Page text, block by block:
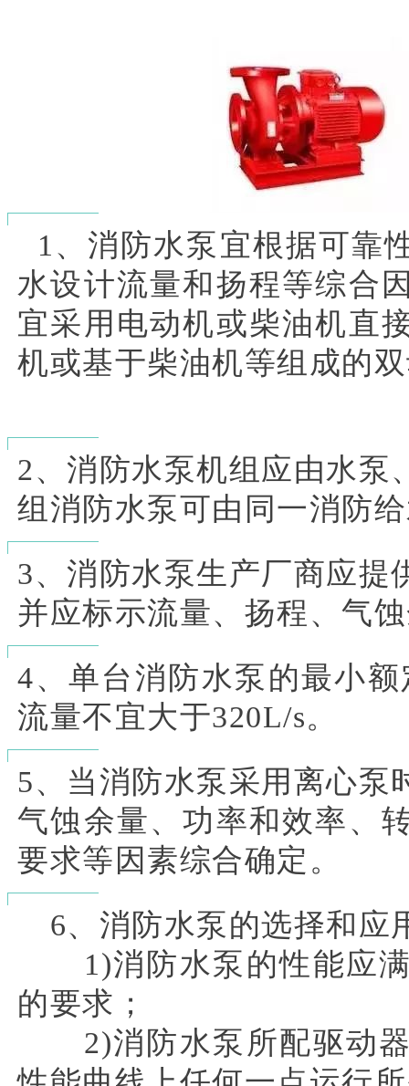
1、消防水泵宜根据可靠
水设计流量和扬程等综合
宜采用电动机或柴油机直
机或基于柴油机等组成的
2、消防水泵机组应由水泵
组消防水泵可由同一消防
3、消防水泵生产厂商应提
并应标示流量、扬程、气
4、单台消防水泵的最小
流量不宜大于320L/s。
5、当消防水泵采用离心泵
气蚀余量、功率和效率、
要求等因素综合确定。
6、消防水泵的选择和应
1)消防水泵的性能应满
的要求；
2)消防水泵所配驱动器